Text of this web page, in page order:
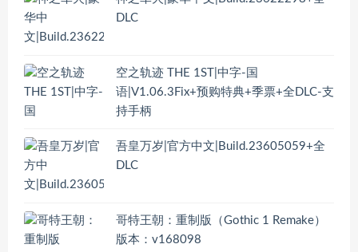
DLC
空之轨迹 THE 1ST|中字-国
语|V1.06.3Fix+预购特典+季票+全DLC-支
持手柄
吾皇万岁|官方中文|Build.23605059+全
DLC
哥特王朝：重制版（Gothic 1 Remake）
版本：v168098